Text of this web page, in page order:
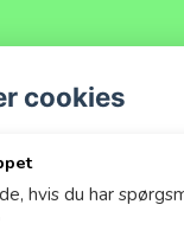
cookies
til at tilpasse det
give dig den bedst
hos os.